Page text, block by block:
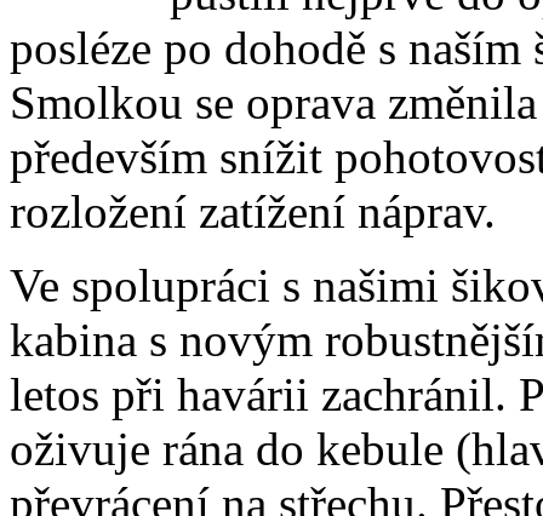
posléze po dohodě s
Smolkou se oprava
především snížit
rozložení zatížení náprav.
Ve spolupráci s našimi
kabina s novým
letos při havárii zachránil.
oživuje rána do kebule
převrácení na střechu.